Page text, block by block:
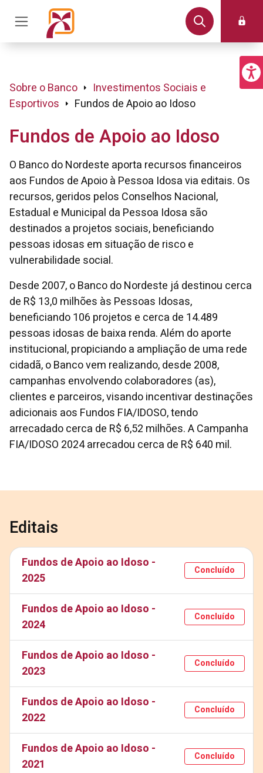
Sobre o Banco
Investimentos Sociais e
Esportivos
Fundos de Apoio ao Idoso
Fundos de Apoio ao Idoso
O Banco do Nordeste aporta recursos financeiros
aos Fundos de Apoio à Pessoa Idosa via editais. Os
recursos, geridos pelos Conselhos Nacional,
Estadual e Municipal da Pessoa Idosa são
destinados a projetos sociais, beneficiando
pessoas idosas em situação de risco e
vulnerabilidade social.
Desde 2007, o Banco do Nordeste já destinou cerca
de R$ 13,0 milhões às Pessoas Idosas,
beneficiando 106 projetos e cerca de 14.489
pessoas idosas de baixa renda. Além do aporte
institucional, propiciando a ampliação de uma rede
cidadã, o Banco vem realizando, desde 2008,
campanhas envolvendo colaboradores (as),
clientes e parceiros, visando incentivar destinações
adicionais aos Fundos FIA/IDOSO, tendo
arrecadado cerca de R$ 6,52 milhões. A Campanha
FIA/IDOSO 2024 arrecadou cerca de R$ 640 mil.
Editais
Fundos de Apoio ao Idoso -
2025
Concluído
Fundos de Apoio ao Idoso -
2024
Concluído
Fundos de Apoio ao Idoso -
2023
Concluído
Fundos de Apoio ao Idoso -
2022
Concluído
Fundos de Apoio ao Idoso -
2021
Concluído